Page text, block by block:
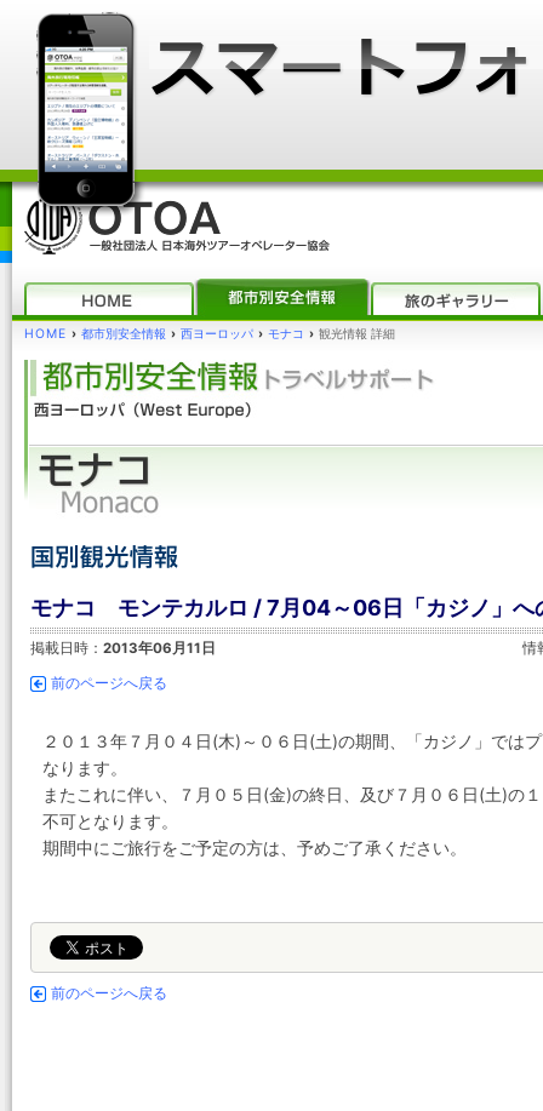
HOME › 都市別安全情報 › 西ヨーロッパ › モナコ › 観光情報 詳細
モナコ モンテカルロ / 7月04～06日「カジノ」へ
掲載日時： 2013年06月11日 情
前のページへ戻る
２０１３年７月０４日(木)～０６日(土)の期間、「カジノ」では
なります。
またこれに伴い、７月０５日(金)の終日、及び７月０６日(土)の
不可となります。
期間中にご旅行をご予定の方は、予めご了承ください。
前のページへ戻る